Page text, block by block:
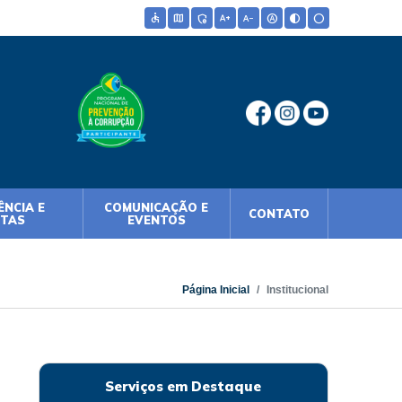
accessible map admin_panel_settings text_increase text_decrease hdr_auto contrast circle
E
COMUNICAÇÃO E
EVENTOS
CONTATO
Página Inicial Institucional
Serviços em Destaque